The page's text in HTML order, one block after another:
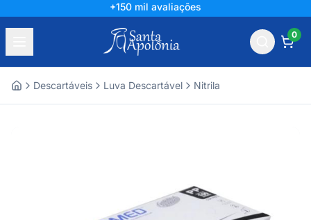
+150 mil avaliações
0
Descartáveis Luva Descartável Nitrila